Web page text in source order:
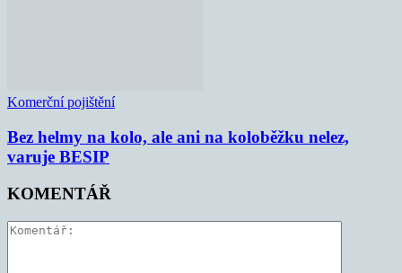
Komerční pojištění
Bez helmy na kolo, ale ani na koloběžku nelez,
varuje BESIP
KOMENTÁŘ